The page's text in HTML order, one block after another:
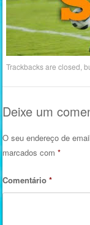
Trackbacks are closed,
Deixe um
O seu endereço de
marcados com*
Comentário*